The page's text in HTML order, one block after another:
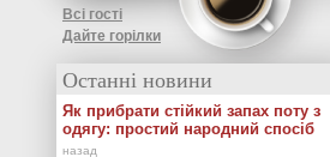
Всі гості
Дайте горілки
Останні новини
Як прибрати стійкий запах поту з
одягу: простий народний спосіб